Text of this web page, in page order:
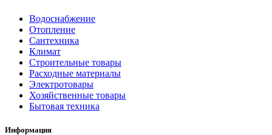
Водоснабжение
Отопление
Сантехника
Климат
Строительные товары
Расходные материалы
Электротовары
Хозяйственные товары
Бытовая техника
Информация